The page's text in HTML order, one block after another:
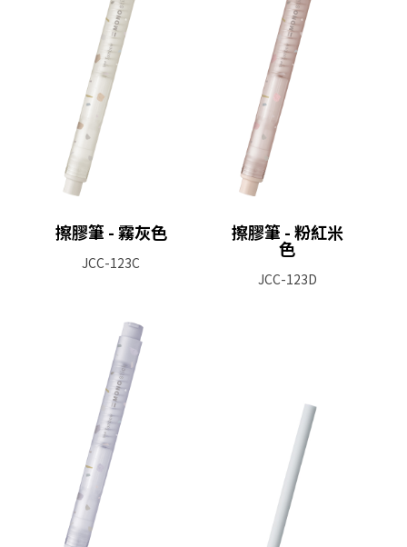
擦膠筆 - 霧灰色
JCC-123C
擦膠筆 - 粉紅米
色
JCC-123D